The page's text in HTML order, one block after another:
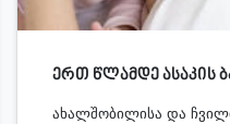
ერთ წლამდე ასაკის
ახალშობილისა და ჩვილი